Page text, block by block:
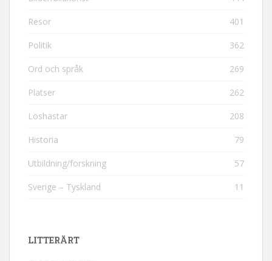
Resor 401
Politik 362
Ord och språk 269
Platser 262
Löshästar 208
Historia 79
Utbildning/forskning 57
Sverige – Tyskland 11
LITTERÄRT